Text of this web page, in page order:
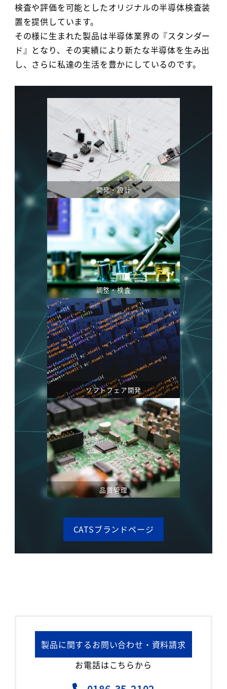
検査や評価を可能としたオリジナルの半導体検査装
置を提供しています。
その様に生まれた製品は半導体業界の『スタンダー
ド』となり、その実績により新たな半導体を生み出
し、さらに私達の生活を豊かにしているのです。
開発・設計
調整・検査
ソフトフェア開発
品質管理
CATSブランドページ
製品に関するお問い合わせ・資料請求
お電話はこちらから